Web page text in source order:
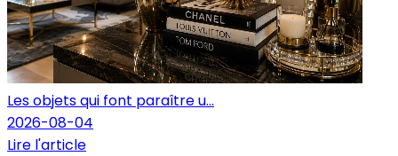
Les objets qui font paraître u...
2026-08-04
Lire l'article